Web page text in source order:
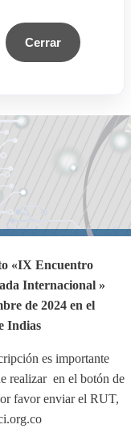
Cerrar
«IX Encuentro
Internacional »
de 2024 en el
Indias
es importante
realizar en el botón de
favor enviar el RUT,